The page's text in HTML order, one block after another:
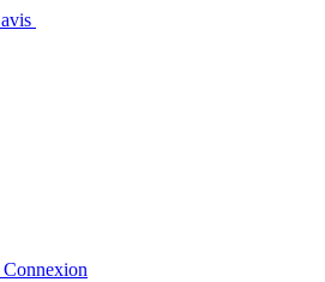
avis
Connexion